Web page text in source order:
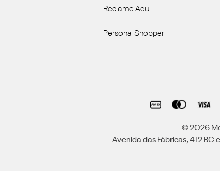
Reclame Aqui
Personal Shopper
© 2026
Avenida das Fábricas, 412